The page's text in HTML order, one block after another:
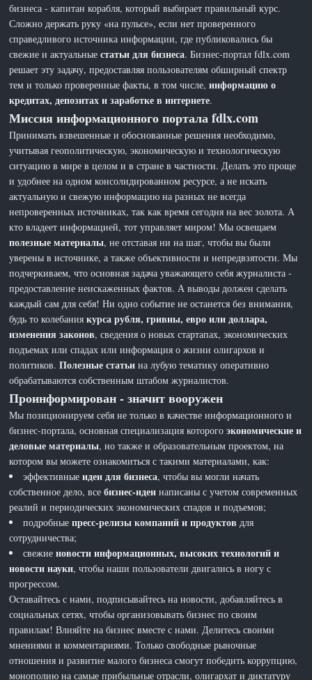
бизнеса - капитан корабля, который выбирает правильный курс.
Сложно держать руку «на пульсе», если нет проверенного
справедливого источника информации, где публиковались бы
свежие и актуальныестатьи для бизнеса. Бизнес-портал fdlx.com
решает эту задачу, предоставляя пользователям обширный спектр
тем и только проверенные факты, в том числе,информацию о
кредитах, депозитах и заработке в интернете.
Миссия информационного портала fdlx.com
Принимать взвешенные и обоснованные решения необходимо,
учитывая геополитическую, экономическую и технологическую
ситуацию в мире в целом и в стране в частности. Делать это проще
и удобнее на одном консолидированном ресурсе, а не искать
актуальную и свежую информацию на разных не всегда
непроверенных источниках, так как время сегодня на вес золота. А
кто владеет информацией, тот управляет миром! Мы освещаем
полезные материалы, не отставая ни на шаг, чтобы вы были
уверены в источнике, а также объективности и непредвзятости. Мы
подчеркиваем, что основная задача уважающего себя журналиста -
предоставление неискаженных фактов. А выводы должен сделать
каждый сам для себя! Ни одно событие не останется без внимания,
будь то колебаниякурса рубля, гривны, евро или доллара,
изменения законов, сведения о новых стартапах, экономических
подъемах или спадах или информация о жизни олигархов и
политиков.Полезные статьи на лубую тематику оперативно
обрабатываются собственным штабом журналистов.
Проинформирован - значит вооружен
Мы позиционируем себя не только в качестве информационного и
бизнес-портала, основная специализация которогоэкономические и
деловые материалы, но также и образовательным проектом, на
котором вы можете ознакомиться с такими материалами, как:
эффективныеидеи для бизнеса, чтобы вы могли начать
собственное дело, всебизнес-идеи написаны с учетом современных
реалий и периодических экономических спадов и подъемов;
подробныепресс-релизы компаний и продуктов для
сотрудничества;
свежиеновости информационных, высоких технологий и
новости науки, чтобы наши пользователи двигались в ногу с
прогрессом.
Оставайтесь с нами, подписывайтесь на новости, добавляйтесь в
социальных сетях, чтобы организовывать бизнес по своим
правилам! Влияйте на бизнес вместе с нами. Делитесь своими
мнениями и комментариями. Только свободные рыночные
отношения и развитие малого бизнеса смогут победить коррупцию,
монополию на самые прибыльные отрасли, олигархат и диктатуру